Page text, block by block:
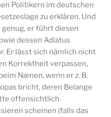
Politikern im deutschen
zu erklären. Und
er führt diesen
dessen Adlatus
Er lässt sich nämlich nicht
Korrektheit verpassen,
Namen, wenn er z. B.
bricht, deren Belange
offensichtlich
scheinen (falls das